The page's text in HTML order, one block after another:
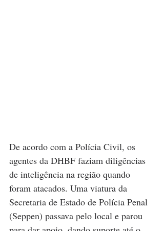
De acordo com a Polícia Civil, os
agentes da DHBF faziam diligências
de inteligência na região quando
foram atacados. Uma viatura da
Secretaria de Estado de Polícia Penal
(Seppen) passava pelo local e parou